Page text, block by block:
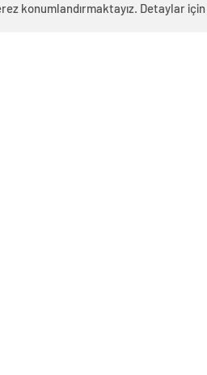
konumlandırmaktayız. Detaylar için